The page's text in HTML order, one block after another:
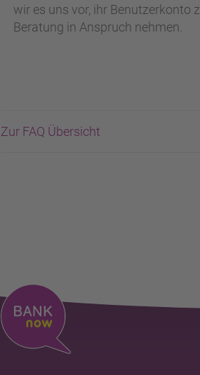
wir es uns vor, ihr Benutzerkonto
Beratung in Anspruch nehmen.
Zur FAQ Übersicht